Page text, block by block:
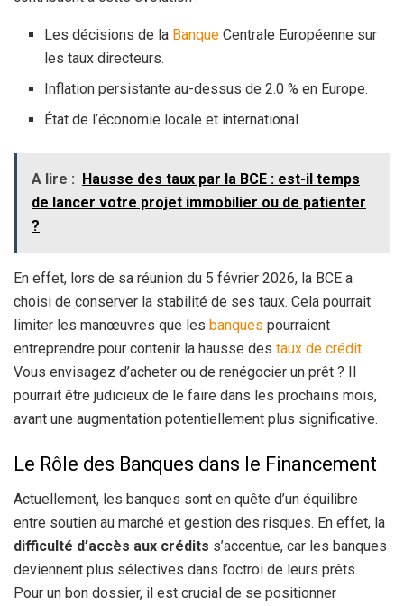
Les décisions de la Banque Centrale Européenne sur
les taux directeurs.
Inflation persistante au-dessus de 2.0 % en Europe.
État de l’économie locale et international.
A lire : Hausse des taux par la BCE : est-il temps
de lancer votre projet immobilier ou de patienter
?
En effet, lors de sa réunion du 5 février 2026, la BCE a
choisi de conserver la stabilité de ses taux. Cela pourrait
limiter les manœuvres que les banques pourraient
entreprendre pour contenir la hausse des taux de crédit.
Vous envisagez d’acheter ou de renégocier un prêt ? Il
pourrait être judicieux de le faire dans les prochains mois,
avant une augmentation potentiellement plus significative.
Le Rôle des Banques dans le Financement
Actuellement, les banques sont en quête d’un équilibre
entre soutien au marché et gestion des risques. En effet, la
difficulté d’accès aux crédits s’accentue, car les banques
deviennent plus sélectives dans l’octroi de leurs prêts.
Pour un bon dossier, il est crucial de se positionner